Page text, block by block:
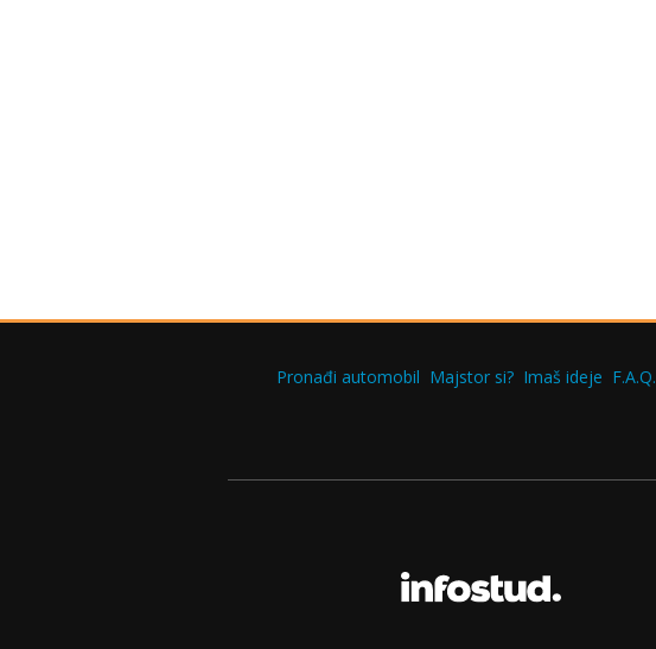
Pronađi automobil Majstor si? Imaš ideje F.A.Q.